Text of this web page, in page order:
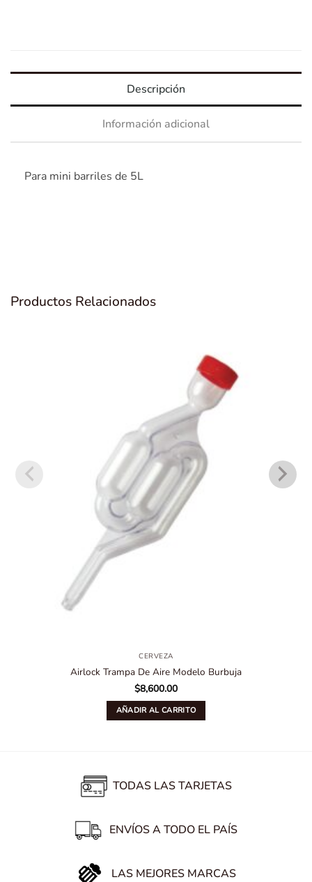
Descripción
Información adicional
Para mini barriles de 5L
Productos Relacionados
CERVEZA
Airlock Trampa De Aire Modelo Burbuja
$8,600.00
AÑADIR AL CARRITO
TODAS LAS TARJETAS
ENVÍOS A TODO EL PAÍS
LAS MEJORES MARCAS